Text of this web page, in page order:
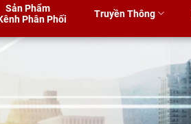
Sản Phẩm
Phân Phối
Truyền Thông